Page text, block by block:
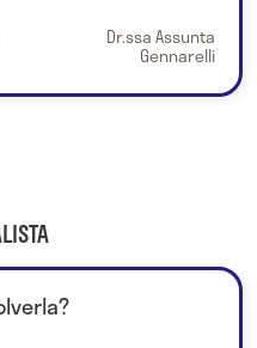
Dr.ssa Assunta
Gennarelli